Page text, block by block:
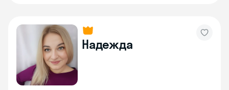
Надежда